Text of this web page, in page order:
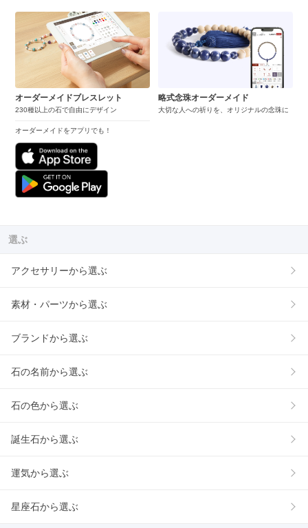
オーダーメイドブレスレット
230種以上の石で自由にデザイン
オーダーメイドをアプリでも！
略式念珠オーダーメイド
大切な人への祈りを、オリジナルの念珠に
選ぶ
アクセサリーから選ぶ
素材・パーツから選ぶ
ブランドから選ぶ
石の名前から選ぶ
石の色から選ぶ
誕生石から選ぶ
運気から選ぶ
星座石から選ぶ